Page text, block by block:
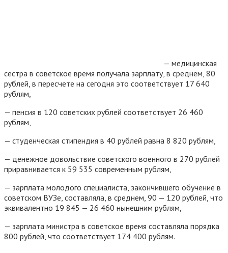
— медицинская
сестра в советское время получала зарплату, в среднем, 80
рублей, в пересчете на сегодня это соответствует 17 640
рублям,
— пенсия в 120 советских рублей соответствует 26 460
рублям,
— студенческая стипендия в 40 рублей равна 8 820 рублям,
— денежное довольствие советского военного в 270 рублей
приравнивается к 59 535 современным рублям,
— зарплата молодого специалиста, закончившего обучение в
советском ВУЗе, составляла, в среднем, 90 — 120 рублей, что
эквивалентно 19 845 — 26 460 нынешним рублям,
— зарплата министра в советское время составляла порядка
800 рублей, что соответствует 174 400 рублям.